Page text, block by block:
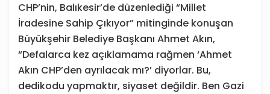
CHP’nin, Balıkesir’de düzenlediği “Millet
İradesine Sahip Çıkıyor” mitinginde konuşan
Büyükşehir Belediye Başkanı Ahmet Akın,
“Defalarca kez açıklamama rağmen ‘Ahmet
Akın CHP’den ayrılacak mı?’ diyorlar. Bu,
dedikodu yapmaktır, siyaset değildir. Ben Gazi